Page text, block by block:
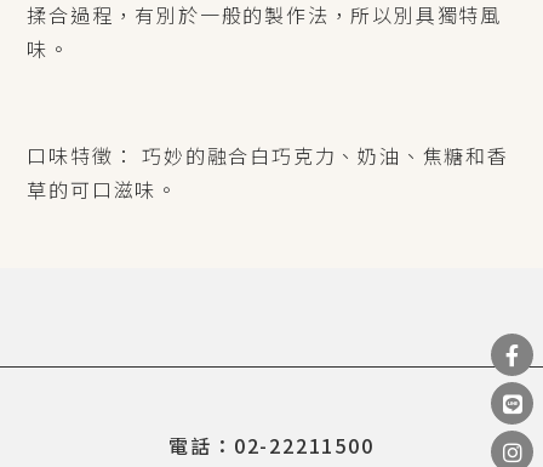
揉合過程，有別於一般的製作法，所以別具獨特風
味。
口味特徵： 巧妙的融合白巧克力、奶油、焦糖和香
草的可口滋味。
電話：02-22211500